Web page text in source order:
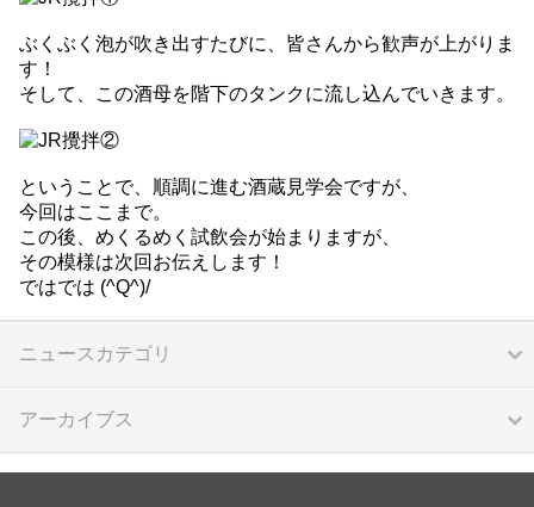
ぶくぶく泡が吹き出すたびに、皆さんから歓声が上がりま
す！
そして、この酒母を階下のタンクに流し込んでいきます。
ということで、順調に進む酒蔵見学会ですが、
今回はここまで。
この後、めくるめく試飲会が始まりますが、
その模様は次回お伝えします！
ではでは (^Q^)/
ニュースカテゴリ
アーカイブス